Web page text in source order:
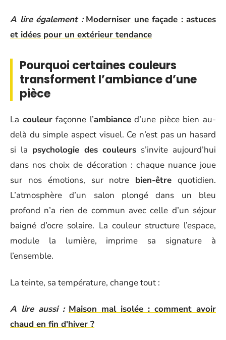
A lire également : Moderniser une façade : astuces
et idées pour un extérieur tendance
Pourquoi certaines couleurs
transforment l’ambiance d’une
pièce
La couleurfaçonne l’ambianced’une pièce bien au-
delà du simple aspect visuel. Ce n’est pas un hasard
si la psychologie des couleurs s’invite aujourd’hui
dans nos choix de décoration : chaque nuance joue
sur nos émotions, sur notre bien-être quotidien.
L’atmosphère d’un salon plongé dans un bleu
profond n’a rien de commun avec celle d’un séjour
baigné d’ocre solaire. La couleur structure l’espace,
module la lumière, imprime sa signature à
l’ensemble.
La teinte, sa température, change tout :
A lire aussi : Maison mal isolée : comment avoir
chaud en fin d'hiver ?